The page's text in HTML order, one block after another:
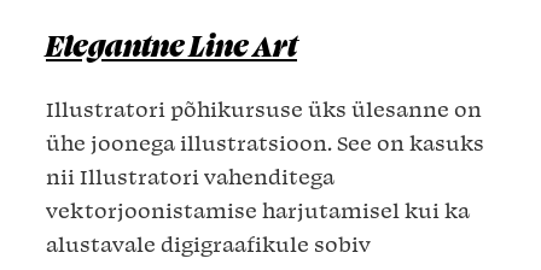
Elegantne Line Art
Illustratori põhikursuse üks ülesanne on
ühe joonega illustratsioon. See on kasuks
nii Illustratori vahenditega
vektorjoonistamise harjutamisel kui ka
alustavale digigraafikule sobiv